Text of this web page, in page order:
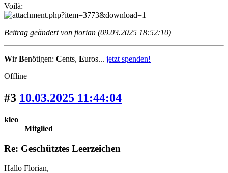
Voilà:
Beitrag geändert von florian (09.03.2025 18:52:10)
WirBenötigen: Cents, Euros... jetzt spenden!
Offline
#3 10.03.2025 11:44:04
kleo
Mitglied
Re: Geschütztes Leerzeichen
Hallo Florian,